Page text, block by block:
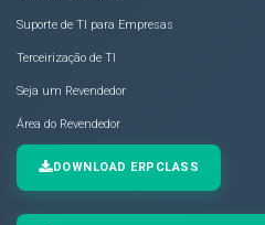
Suporte de TI para Empresas
Terceirização de TI
Seja um Revendedor
Área do Revendedor
DOWNLOAD ERPCLASS